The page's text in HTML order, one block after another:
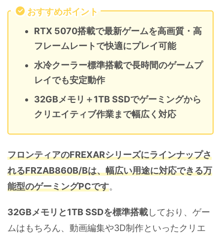
おすすめポイント
RTX 5070搭載で最新ゲームを高画質・高
フレームレートで快適にプレイ可能
水冷クーラー標準搭載で長時間のゲームプ
レイでも安定動作
32GBメモリ＋1TB SSDでゲーミングから
クリエイティブ作業まで幅広く対応
フロンティアのFREXARシリーズにラインナップさ
れるFRZAB860B/Bは、幅広い用途に対応できる万
能型のゲーミングPCです。
32GBメモリと1TB SSDを標準搭載しており、ゲー
ムはもちろん、動画編集や3D制作といったクリエ